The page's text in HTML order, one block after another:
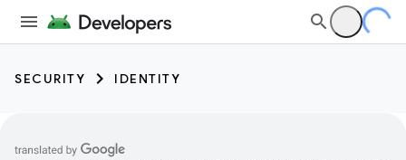
SECURITY IDENTITY